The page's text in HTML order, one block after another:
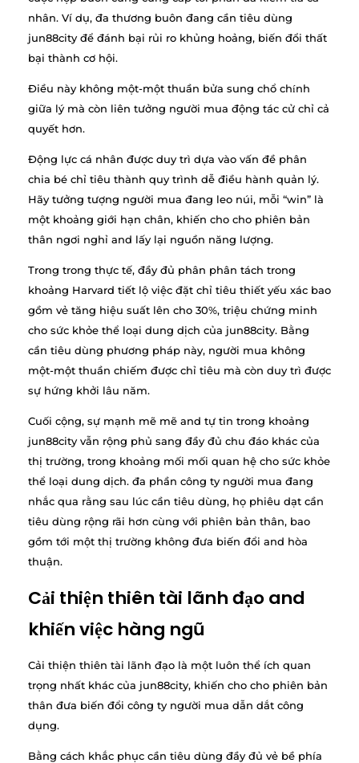
nhân. Ví dụ, đa thương buôn đang cần tiêu dùng
jun88city để đánh bại rủi ro khủng hoảng, biến đổi thất
bại thành cơ hội.
Điều này không một-một thuần bửa sung chổ chính
giữa lý mà còn liên tưởng người mua động tác cử chỉ cả
quyết hơn.
Động lực cá nhân được duy trì dựa vào vấn đề phân
chia bé chỉ tiêu thành quy trình dễ điều hành quản lý.
Hãy tưởng tượng người mua đang leo núi, mỗi “win” là
một khoảng giới hạn chân, khiến cho cho phiên bản
thân ngơi nghỉ and lấy lại nguồn năng lượng.
Trong trong thực tế, đầy đủ phân phân tách trong
khoảng Harvard tiết lộ việc đặt chỉ tiêu thiết yếu xác bao
gồm vẻ tăng hiệu suất lên cho 30%, triệu chứng minh
cho sức khỏe thể loại dung dịch của jun88city. Bằng
cần tiêu dùng phương pháp này, người mua không
một-một thuần chiếm được chỉ tiêu mà còn duy trì được
sự hứng khởi lâu năm.
Cuối cộng, sự mạnh mẽ mẽ and tự tin trong khoảng
jun88city vẫn rộng phủ sang đầy đủ chu đáo khác của
thị trường, trong khoảng mối mối quan hệ cho sức khỏe
thể loại dung dịch. đa phần công ty người mua đang
nhắc qua rằng sau lúc cần tiêu dùng, họ phiêu dạt cần
tiêu dùng rộng rãi hơn cùng với phiên bản thân, bao
gồm tới một thị trường không đưa biến đổi and hòa
thuận.
Cải thiện thiên tài lãnh đạo and
khiến việc hàng ngũ
Cải thiện thiên tài lãnh đạo là một luôn thể ích quan
trọng nhất khác của jun88city, khiến cho cho phiên bản
thân đưa biến đổi công ty người mua dẫn dắt công
dụng.
Bằng cách khắc phục cần tiêu dùng đầy đủ vẻ bề phía